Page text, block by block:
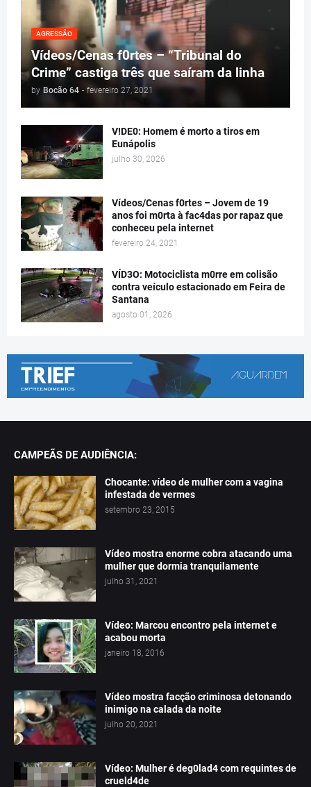
AGRESSÃO
Vídeos/Cenas f0rtes – “Tribunal do
Crime” castiga três que saíram da linha
by Bocão 64 - fevereiro 27, 2021
V!DE0: Homem é morto a tiros em
Eunápolis
julho 30, 2026
Vídeos/Cenas f0rtes – Jovem de 19
anos foi m0rta à fac4das por rapaz que
conheceu pela internet
fevereiro 24, 2021
VÍD3O: Motociclista m0rre em colisão
contra veículo estacionado em Feira de
Santana
agosto 01, 2026
CAMPEÃS DE AUDIÊNCIA:
Chocante: vídeo de mulher com a vagina
infestada de vermes
setembro 23, 2015
Vídeo mostra enorme cobra atacando uma
mulher que dormia tranquilamente
julho 31, 2021
Vídeo: Marcou encontro pela internet e
acabou morta
janeiro 18, 2016
Vídeo mostra facção criminosa detonando
inimigo na calada da noite
julho 20, 2021
Vídeo: Mulher é deg0lad4 com requintes de
crueld4de